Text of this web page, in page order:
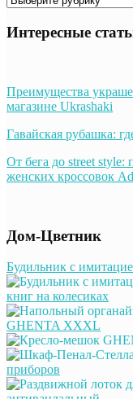
Интересные
Преимущества
магазине Ukrashaki
Гавайская рубашка:
От бега до street style:
женских кроссовок
Дом-Цветник
Будильник с
книг на колесиках
GHENTA XXXL
приборов